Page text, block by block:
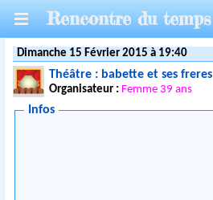
Rencontre du temps
Dimanche 15 Février 2015 à 19:40
Théâtre : babette et ses freres
Organisateur : Femme 39 ans
Infos